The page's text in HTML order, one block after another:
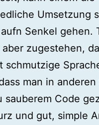
Umsetzung
Senkel gehen.
aber zugestehen,
schmutzige
man in anderen
sauberem Code
und gut, simple